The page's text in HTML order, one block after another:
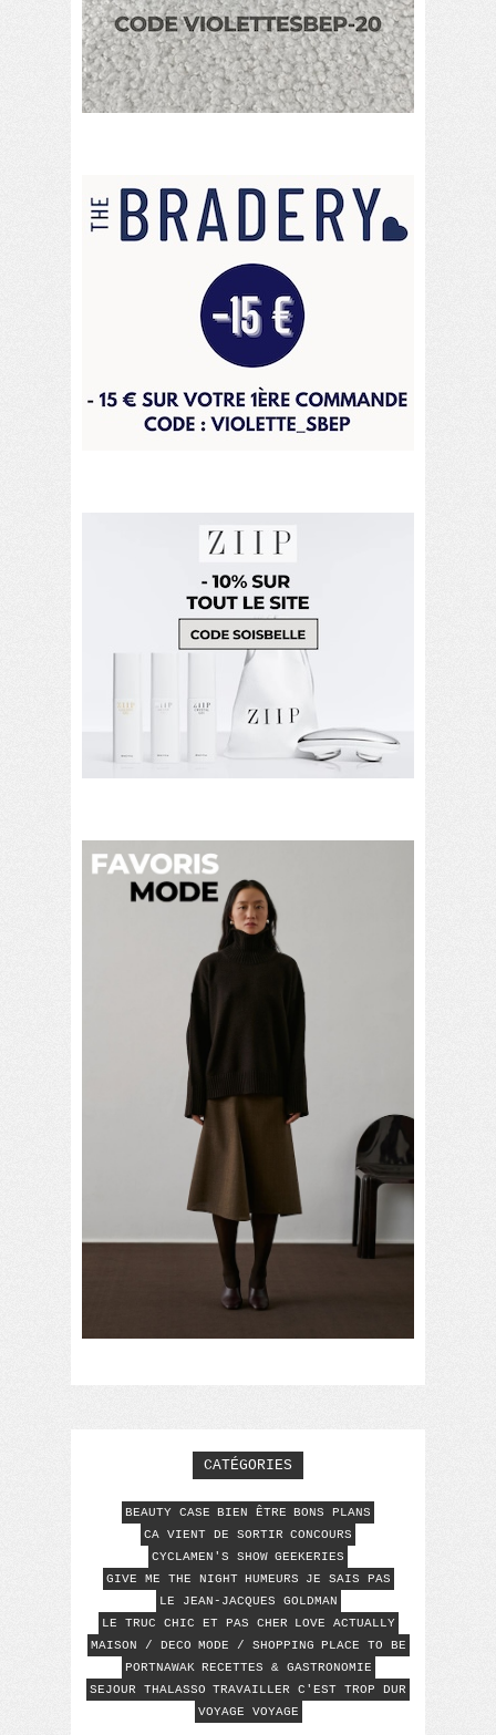
CATÉGORIES
BEAUTY CASE BIEN ÊTRE
BONS PLANS
CA VIENT DE SORTIR CONCOURS
CYCLAMEN'S SHOW GEEKERIES
GIVE ME THE NIGHT
HUMEURS
JE SAIS PAS
LE JEAN-JACQUES GOLDMAN
LE TRUC CHIC ET PAS CHER
LOVE ACTUALLY
MAISON / DECO
MODE / SHOPPING
PLACE TO BE
PORTNAWAK
RECETTES & GASTRONOMIE
SEJOUR THALASSO TRAVAILLER C'EST TROP DUR
VOYAGE VOYAGE